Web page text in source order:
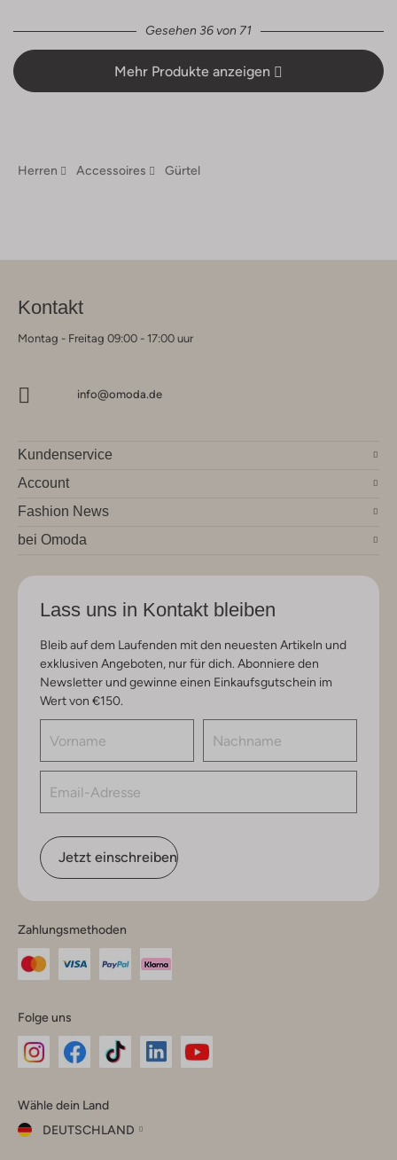
Gesehen 36 von 71
Mehr Produkte anzeigen
Herren Accessoires Gürtel
Kontakt
Montag - Freitag 09:00 - 17:00 uur
info@omoda.de
Kundenservice
Account
Fashion News
bei Omoda
Lass uns in Kontakt bleiben
Bleib auf dem Laufenden mit den neuesten Artikeln und
exklusiven Angeboten, nur für dich. Abonniere den
Newsletter und gewinne einen Einkaufsgutschein im
Wert von €150.
Jetzt einschreiben
Zahlungsmethoden
Folge uns
Instagram
Facebook
TikTok
Wähle dein Land
DEUTSCHLAND